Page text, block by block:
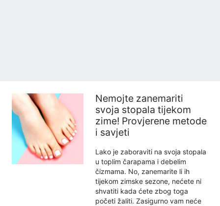
Nemojte zanemariti
svoja stopala tijekom
zime! Provjerene metode
i savjeti
Lako je zaboraviti na svoja stopala
u toplim čarapama i debelim
čizmama. No, zanemarite li ih
tijekom zimske sezone, nećete ni
shvatiti kada ćete zbog toga
početi žaliti. Zasigurno vam neće